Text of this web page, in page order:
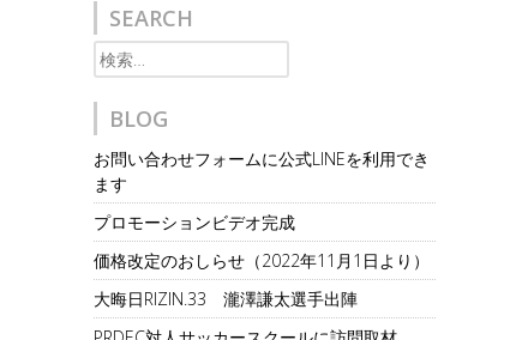
SEARCH
検
索:
BLOG
お問い合わせフォームに公式LINEを利用でき
ます
プロモーションビデオ完成
価格改定のおしらせ（2022年11月1日より）
大晦日RIZIN.33 瀧澤謙太選手出陣